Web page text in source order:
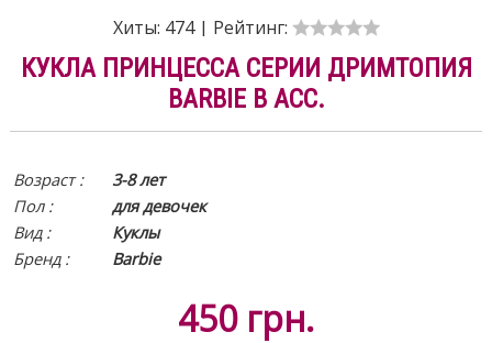
Хиты: 474 | Рейтинг:
КУКЛА ПРИНЦЕССА СЕРИИ ДРИМТОПИЯ
BARBIE В АСС.
Возраст :
3-8 лет
Пол :
для девочек
Вид :
Куклы
Бренд :
Barbie
450 грн.